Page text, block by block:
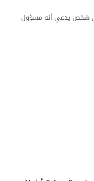
شخص يدعي أنه مسؤول